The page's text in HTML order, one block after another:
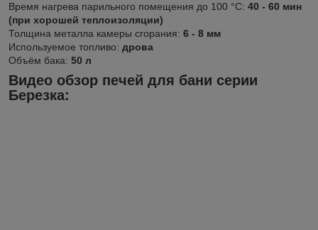
Время нагрева парильного помещения до 100 °С: 40 - 60 мин
(при хорошей теплоизоляции)
Толщина металла камеры сгорания: 6 - 8 мм
Используемое топливо: дрова
Объём бака: 50 л
Видео обзор печей для бани серии
Березка: